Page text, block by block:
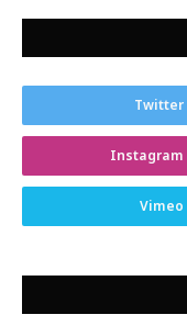
Twitter
Instagram
Vimeo